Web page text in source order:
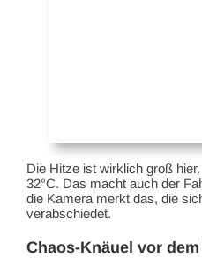
Die Hitze ist wirklich groß
32°C. Das macht auch der
die Kamera merkt das, die
verabschiedet.
Chaos-Knäuel vor dem